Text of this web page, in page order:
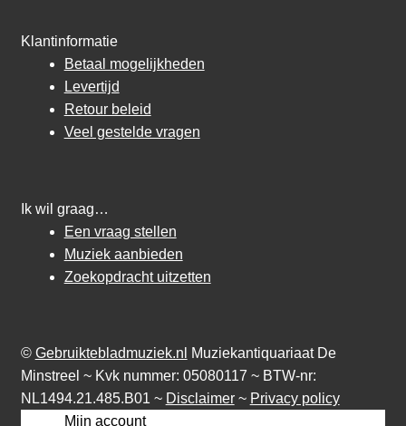
Klantinformatie
Betaal mogelijkheden
Levertijd
Retour beleid
Veel gestelde vragen
Ik wil graag…
Een vraag stellen
Muziek aanbieden
Zoekopdracht uitzetten
© Gebruiktebladmuziek.nl
Muziekantiquariaat De
Minstreel ~ Kvk nummer: 05080117 ~ BTW-nr:
NL1494.21.485.B01 ~ Disclaimer~ Privacy policy
Mijn account